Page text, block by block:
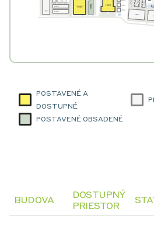
POSTAVENÉ A
DOSTUPNÉ
POSTAVENÉ OBSADENÉ
BUDOVA
DOSTUPNÝ
PRIESTOR